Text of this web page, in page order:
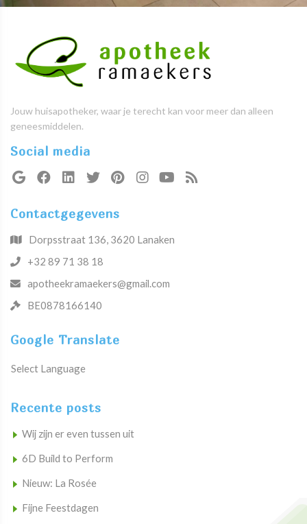
Jouw huisapotheker, waar je terecht kan voor meer dan alleen
geneesmiddelen.
Social media
Contactgegevens
Dorpsstraat 136, 3620 Lanaken
+32 89 71 38 18
apotheekramaekers@gmail.com
BE0878166140
Google Translate
Select Language
Recente posts
Wij zijn er even tussen uit
6D Build to Perform
Nieuw: La Rosée
Fijne Feestdagen